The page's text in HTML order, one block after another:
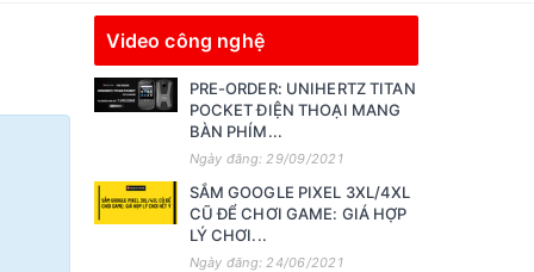
Video công nghệ
PRE-ORDER: UNIHERTZ TITAN
POCKET ĐIỆN THOẠI MANG
BÀN PHÍM...
Ngày đăng: 29/09/2021
SẮM GOOGLE PIXEL 3XL/4XL
CŨ ĐỂ CHƠI GAME: GIÁ HỢP
LÝ CHƠI...
Ngày đăng: 24/06/2021